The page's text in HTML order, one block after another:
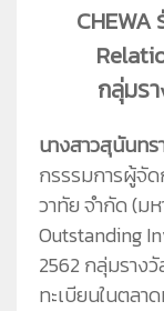
คณะกรร
คณะผู้บริ
กลุ่มร
นางสาวสุนันทร
กรรรมการผู้จั
วาทัย จำกัด (ม
Outstanding
2562 กลุ่มราง
ทะเบียนในตลา